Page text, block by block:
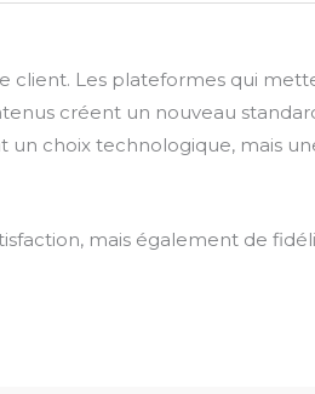
client. Les plateformes qui
créent un nouveau
un choix technologique, mais
mais également de